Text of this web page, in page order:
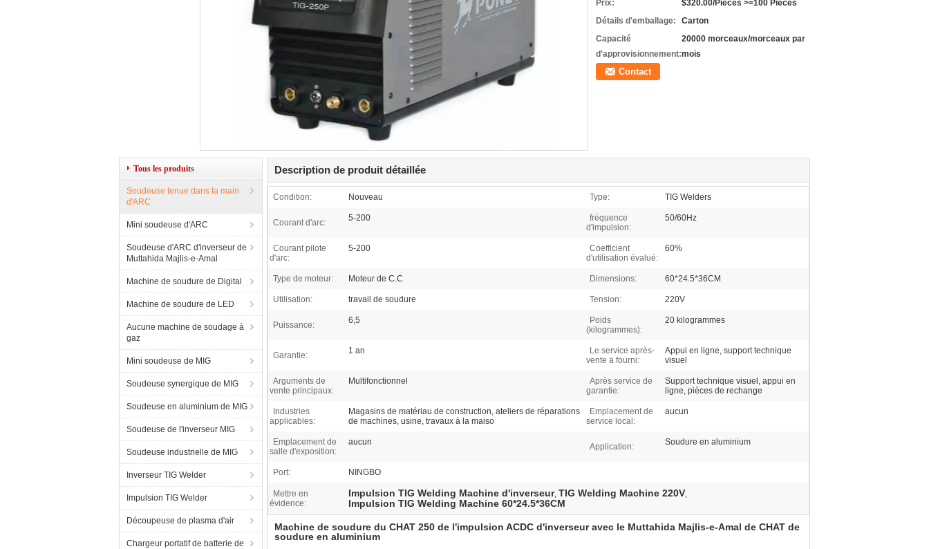
Prix:
$320.00/Pieces >=100 Pieces
Détails d'emballage:
Carton
Capacité
d'approvisionnement:
20000 morceaux/morceaux par
mois
Contact
Tous les produits
Soudeuse tenue dans la main
d'ARC
Mini soudeuse d'ARC
Soudeuse d'ARC d'inverseur de
Muttahida Majlis-e-Amal
Machine de soudure de Digital
Machine de soudure de LED
Aucune machine de soudage à
gaz
Mini soudeuse de MIG
Soudeuse synergique de MIG
Soudeuse en aluminium de MIG
Soudeuse de l'inverseur MIG
Soudeuse industrielle de MIG
Inverseur TIG Welder
Impulsion TIG Welder
Découpeuse de plasma d'air
Chargeur portatif de batterie de
Description de produit détaillée
Condition: Nouveau Type: TIG Welders
Courant d'arc: 5-200
fréquence
d'impulsion:
50/60Hz
Courant pilote
d'arc:
5-200
Coefficient
d'utilisation évalué:
60%
Type de moteur: Moteur de C.C Dimensions: 60*24.5*36CM
Utilisation: travail de soudure Tension: 220V
Puissance: 6,5
Poids
(kilogrammes):
20 kilogrammes
Garantie: 1 an
Le service après-
vente a fourni:
Appui en ligne, support technique
visuel
Arguments de
vente principaux:
Multifonctionnel
Après service de
garantie:
Support technique visuel, appui en
ligne, pièces de rechange
Industries
applicables:
Magasins de matériau de construction, ateliers de réparations
de machines, usine, travaux à la maiso
Emplacement de
service local:
aucun
Emplacement de
salle d'exposition:
aucun Application: Soudure en aluminium
Port: NINGBO
Mettre en
évidence:
Impulsion TIG Welding Machine d'inverseur, TIG Welding Machine 220V,
Impulsion TIG Welding Machine 60*24.5*36CM
Machine de soudure du CHAT 250 de l'impulsion ACDC d'inverseur avec le Muttahida Majlis-e-Amal de CHAT de
soudure en aluminium